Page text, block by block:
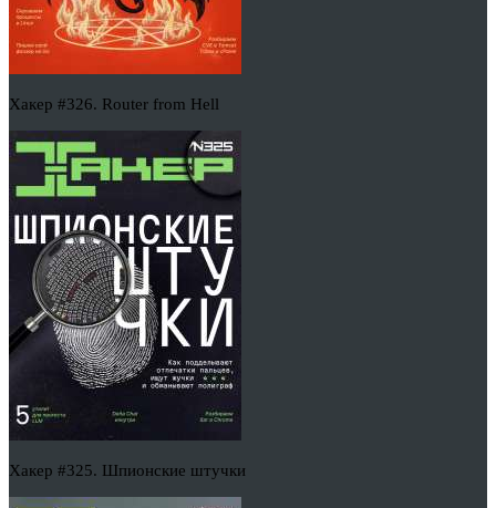
Хакер #326. Router from Hell
Хакер #325. Шпионские штучки